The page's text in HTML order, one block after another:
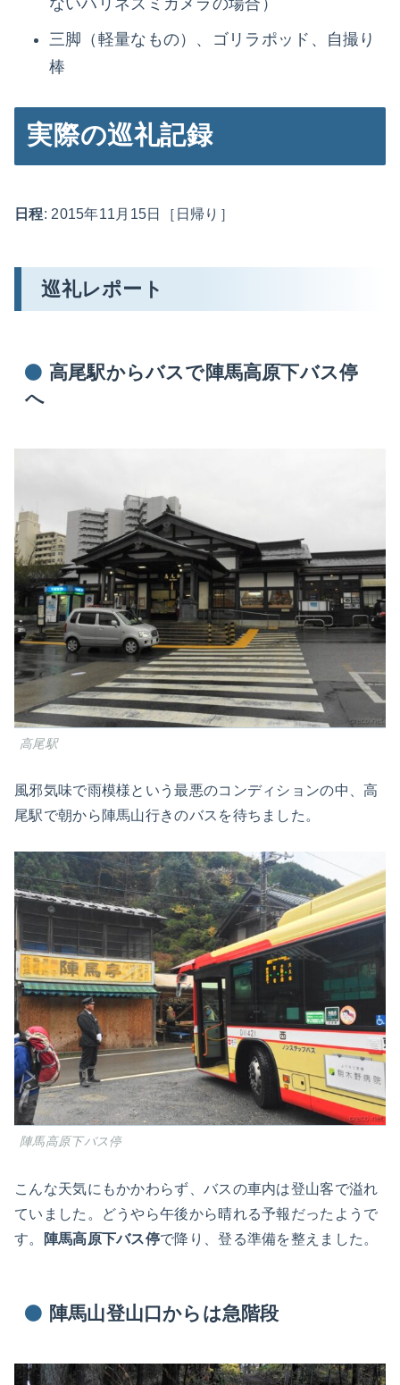
三脚（軽量なもの）、ゴリラポッド、自撮り
棒
実際の巡礼記録
日程: 2015年11月15日［日帰り］
巡礼レポート
高尾駅からバスで陣馬高原下バス停
へ
高尾駅
風邪気味で雨模様という最悪のコンディションの中、高
尾駅で朝から陣馬山行きのバスを待ちました。
陣馬高原下バス停
こんな天気にもかかわらず、バスの車内は登山客で溢れ
ていました。どうやら午後から晴れる予報だったようで
す。
陣馬高原下バス停で降り、登る準備を整えました。
陣馬山登山口からは急階段